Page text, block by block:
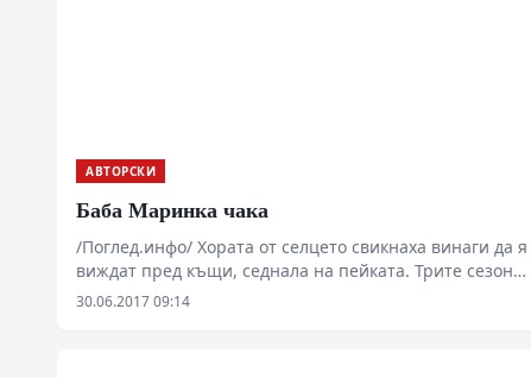
АВТОРСКИ
Баба Маринка чака
/Поглед.инфо/ Хората от селцето свикнаха винаги да я
виждат пред къщи, седнала на пейката. Трите сезона
– пролет, лято и есен прекарваше на пейката, а през
30.06.2017 09:14